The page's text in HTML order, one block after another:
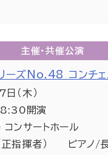
主催・共催公演
ーズNo.48 コンチ
（木）
開演
ンサートホール
正指揮者） ピアノ/